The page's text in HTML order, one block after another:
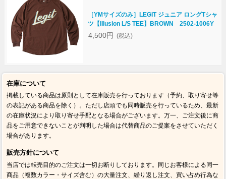
［YMサイズのみ］LEGIT ジュニア ロングTシャ
ツ【Illusion L/S TEE】BROWN 2502-1006Y
4,500円 (税込)
在庫について
掲載している商品は原則として在庫販売を行っております（予約、取り寄せ等
の表記がある商品を除く）。ただし店頭でも同時販売を行っているため、最新
の在庫状況により取り寄せ手配となる場合がございます。万一、ご注文後に商
品をご用意できないことが判明した場合は代替商品のご提案をさせていただく
場合があります。
販売方針について
当店では転売目的のご注文は一切お断りしております。同じお客様による同一
商品（複数カラー・サイズ含む）の大量注文、繰り返し注文、買い占め行為な